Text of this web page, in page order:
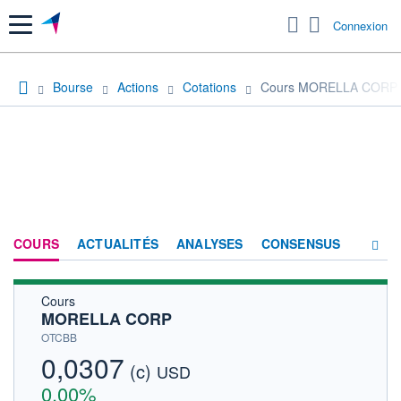
Menu Connexion
Bourse Actions Cotations Cours MORELLA CORP
COURS ACTUALITÉS ANALYSES CONSENSUS
Cours
MORELLA CORP
OTCBB
0,0307 (c) USD
0,00%